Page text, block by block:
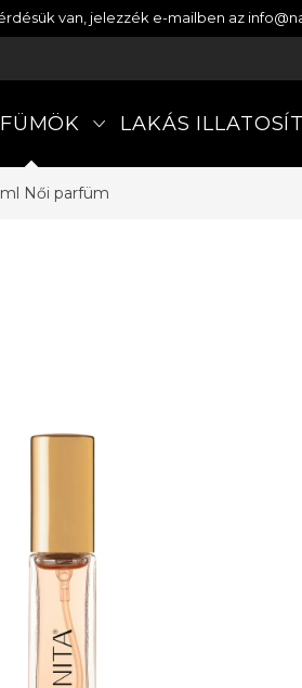
van, jelezzék e-mailben az
LAKÁS
Női parfüm